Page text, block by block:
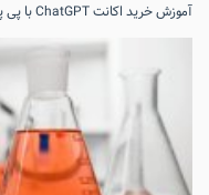
آموزش خرید اکانت ChatGPT با پی پال برای کاربران ایرانی